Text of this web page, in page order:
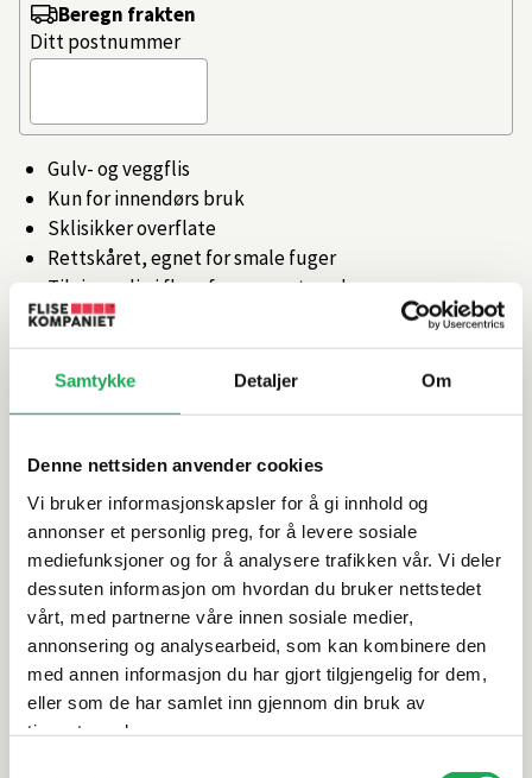
Samtykke Detaljer Om
Denne nettsiden anvender cookies
Vi bruker informasjonskapsler for å gi innhold og
annonser et personlig preg, for å levere sosiale
mediefunksjoner og for å analysere trafikken vår. Vi deler
dessuten informasjon om hvordan du bruker nettstedet
vårt, med partnerne våre innen sosiale medier,
annonsering og analysearbeid, som kan kombinere den
med annen informasjon du har gjort tilgjengelig for dem,
eller som de har samlet inn gjennom din bruk av
tjenestene deres.
Gulv- og veggflis
Kun for innendørs bruk
Sklisikker overflate
Rettskåret, egnet for smale fuger
Tilgjengelig i flere farger og størrelser
Artikkelnr.101360874
Beregn frakten
Ditt postnummer
Spesifikasjoner
Rengjøring og vedlikehold
Leveringsinformasjon
Dokumentasjon